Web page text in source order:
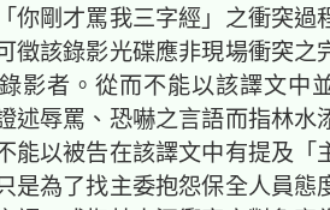
你剛才罵我三字經」之衝突過
徵該錄影光碟應非現場衝突之
影者。從而不能以該譯文中
述辱罵、恐嚇之言語而指林水
能以被告在該譯文中有提及「
是為了找主委抱怨保全人員態